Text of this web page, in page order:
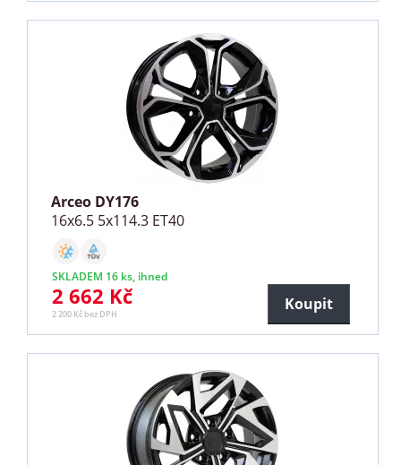
Arceo DY176
16x6.5 5x114.3 ET40
SKLADEM 16 ks, ihned
2 662 Kč
2 200 Kč bez DPH
Koupit